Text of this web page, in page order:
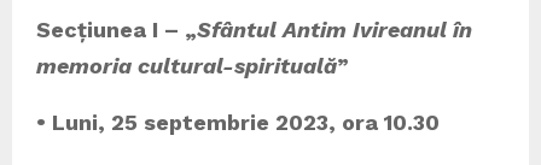
Secțiunea I – „Sfântul Antim Ivireanul în
memoria cultural-spirituală”
• Luni, 25 septembrie 2023, ora 10.30